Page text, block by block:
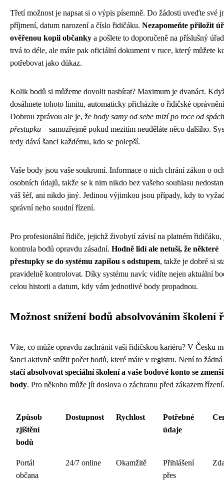
Třetí možnost je napsat si o výpis písemně. Do žádosti uveďte své
příjmení, datum narození a číslo řidičáku. Nezapomeňte přiložit
ověřenou kopii občanky a pošlete to doporučeně na příslušný
trvá to déle, ale máte pak oficiální dokument v ruce, který můžete
potřebovat jako důkaz.
Kolik bodů si můžeme dovolit nasbírat? Maximum je dvanáct.
dosáhnete tohoto limitu, automaticky přicházíte o řidičské
Dobrou zprávou ale je, že body samy od sebe mizí po roce od
přestupku – samozřejmě pokud mezitím neuděláte něco dalšího.
tedy dává šanci každému, kdo se polepší.
Vaše body jsou vaše soukromí. Informace o nich chrání zákon o
osobních údajů, takže se k nim nikdo bez vašeho souhlasu
váš šéf, ani nikdo jiný. Jedinou výjimkou jsou případy, kdy to
správní nebo soudní řízení.
Pro profesionální řidiče, jejichž živobytí závisí na platném řidičáku,
kontrola bodů opravdu zásadní. Hodně lidí ale netuší, že některé
přestupky se do systému zapíšou s odstupem, takže je dobré si
pravidelně kontrolovat. Díky systému navíc vidíte nejen aktuální
celou historii a datum, kdy vám jednotlivé body propadnou.
Možnost snížení bodů absolvováním školení
Víte, co může opravdu zachránit vaši řidičskou kariéru? V Česku
šanci aktivně snížit počet bodů, které máte v registru. Není to
stačí absolvovat speciální školení a vaše bodové konto se
body. Pro někoho může jít doslova o záchranu před zákazem řízení.
Způsob
zjištění
bodů
Dostupnost Rychlost
Potřebné
údaje
Portál
občana
24/7 online Okamžitě
Přihlášení
přes